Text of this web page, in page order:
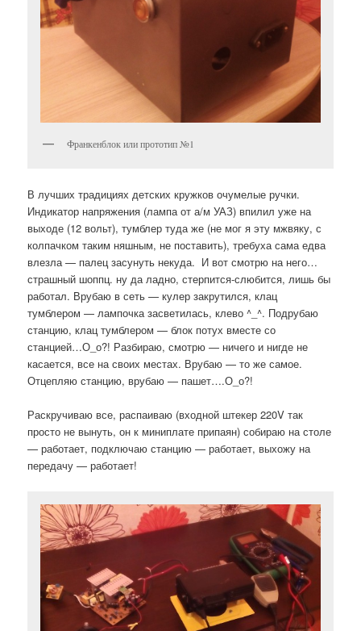
Франкенблок или прототип №1
В лучших традициях детских кружков очумелые ручки.
Индикатор напряжения (лампа от а/м УАЗ) впилил уже на
выходе (12 вольт), тумблер туда же (не мог я эту мжвяку, с
колпачком таким няшным, не поставить), требуха сама едва
влезла — палец засунуть некуда. И вот смотрю на него…
страшный шоппц. ну да ладно, стерпится-слюбится, лишь бы
работал. Врубаю в сеть — кулер закрутился, клац
тумблером — лампочка засветилась, клево ^_^. Подрубаю
станцию, клац тумблером — блок потух вместе со
станцией…О_о?! Разбираю, смотрю — ничего и нигде не
касается, все на своих местах. Врубаю — то же самое.
Отцепляю станцию, врубаю — пашет….О_о?!
Раскручиваю все, распаиваю (входной штекер 220V так
просто не вынуть, он к миниплате припаян) собираю на столе
— работает, подключаю станцию — работает, выхожу на
передачу — работает!